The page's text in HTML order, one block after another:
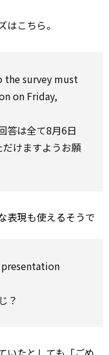
はこちら。
thesurvey must
on Friday,
答は全て8月6日
だけますようお願
表現も使えるそうで
presentation
？